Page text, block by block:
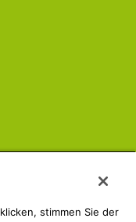
zzgl. Versandkosten
stimmen Sie der